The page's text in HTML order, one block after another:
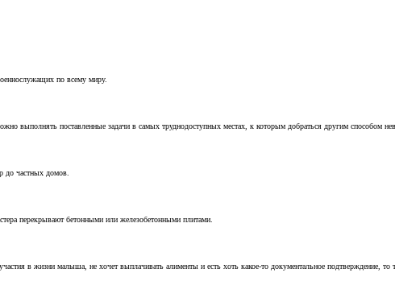
по всему миру.
выполнять поставленные задачи в самых труднодоступных местах, к которым добраться другим способом
до частных домов.
перекрывают бетонными или железобетонными плитами.
в жизни малыша, не хочет выплачивать алименты и есть хоть какое-то документальное подтверждение,